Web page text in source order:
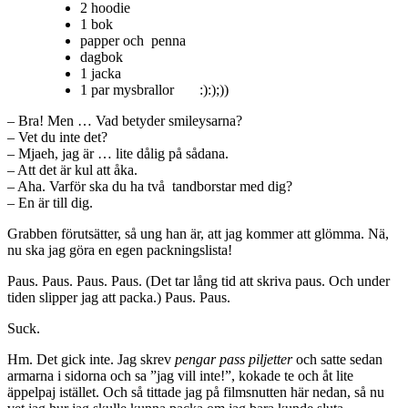
2 hoodie
1 bok
papper och penna
dagbok
1 jacka
1 par mysbrallor :):);))
– Bra! Men … Vad betyder smileysarna?
– Vet du inte det?
– Mjaeh, jag är … lite dålig på sådana.
– Att det är kul att åka.
– Aha. Varför ska du ha två tandborstar med dig?
– En är till dig.
Grabben förutsätter, så ung han är, att jag kommer att glömma. Nä,
nu ska jag göra en egen packningslista!
Paus. Paus. Paus. Paus. (Det tar lång tid att skriva paus. Och under
tiden slipper jag att packa.) Paus. Paus.
Suck.
Hm. Det gick inte. Jag skrev pengar pass piljetteroch satte sedan
armarna i sidorna och sa ”jag vill inte!”, kokade te och åt lite
äppelpaj istället. Och så tittade jag på filmsnutten här nedan, så nu